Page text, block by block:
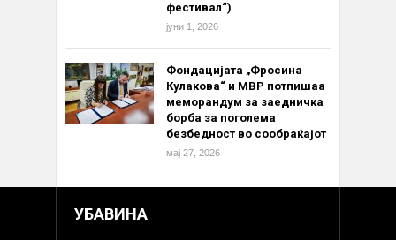
фестивал“)
јуни 1, 2026
Фондацијата „Фросина
Кулакова“ и МВР потпишаа
меморандум за заедничка
борба за поголема
безбедност во сообраќајот
мај 27, 2026
УБАВИНА